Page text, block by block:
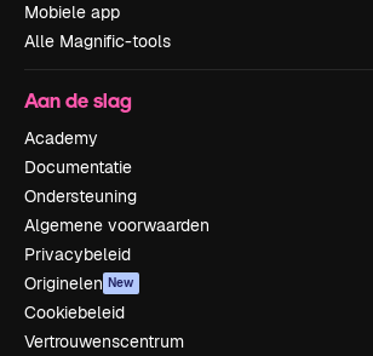
Mobiele app
Alle Magnific-tools
Aan de slag
Academy
Documentatie
Ondersteuning
Algemene voorwaarden
Privacybeleid
Originelen New
Cookiebeleid
Vertrouwenscentrum